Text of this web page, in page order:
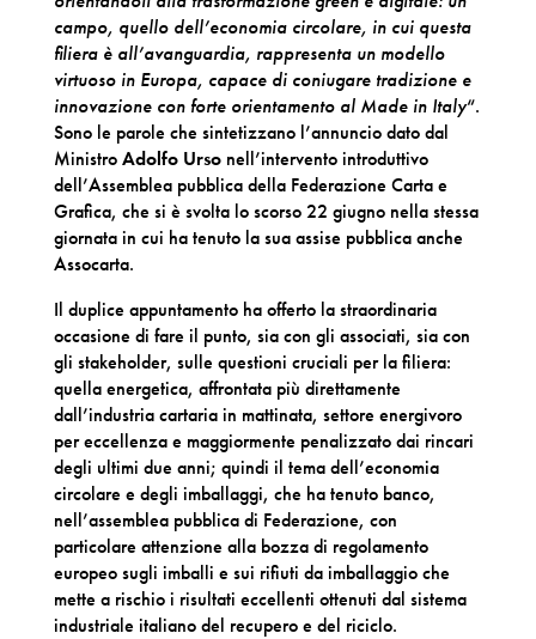
campo, quello dell’economia circolare, in cui questa
filiera è all’avanguardia, rappresenta un modello
virtuoso in Europa, capace di coniugare tradizione e
innovazione con forte orientamento al Made in Italy“.
Sono le parole che sintetizzano l’annuncio dato dal
MinistroAdolfo Urso nell’intervento introduttivo
dell’Assemblea pubblica della Federazione Carta e
Grafica, che si è svolta lo scorso 22 giugno nella stessa
giornata in cui ha tenuto la sua assise pubblica anche
Assocarta.
Il duplice appuntamento ha offerto la straordinaria
occasione di fare il punto, sia con gli associati, sia con
gli stakeholder, sulle questioni cruciali per la filiera:
quella energetica, affrontata più direttamente
dall’industria cartaria in mattinata, settore energivoro
per eccellenza e maggiormente penalizzato dai rincari
degli ultimi due anni; quindi il tema dell’economia
circolare e degli imballaggi, che ha tenuto banco,
nell’assemblea pubblica di Federazione, con
particolare attenzione alla bozza di regolamento
europeo sugli imballi e sui rifiuti da imballaggio che
mette a rischio i risultati eccellenti ottenuti dal sistema
industriale italiano del recupero e del riciclo.